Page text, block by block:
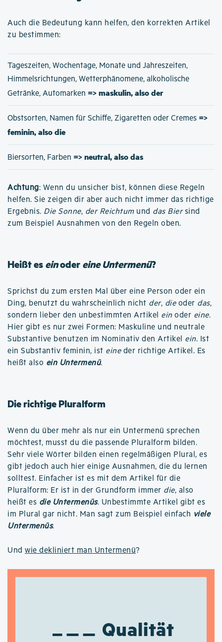
Auch die Bedeutung kann helfen, den korrekten Artikel
zu bestimmen:
Tageszeiten, Wochentage, Monate und Jahreszeiten,
Himmelsrichtungen, Wetterphänomene, alkoholische
Getränke, Automarken => maskulin, also der
Obstsorten, Namen für Schiffe, Zigaretten oder Cremes =>
feminin, also die
Biersorten, Farben => neutral, also das
Achtung: Wenn du unsicher bist, können diese Regeln
helfen. Sie zeigen dir aber auch nicht immer das richtige
Ergebnis. Die Sonne, der Reichtumund das Biersind
zum Beispiel Ausnahmen von den Regeln oben.
Heißt eseinodereine Untermenü?
Sprichst du zum ersten Mal über eine Person oder ein
Ding, benutzt du wahrscheinlich nicht der, dieoder das,
sondern lieber den unbestimmten Artikel ein oder eine.
Hier gibt es nur zwei Formen: Maskuline und neutrale
Substantive benutzen im Nominativ den Artikel ein. Ist
ein Substantiv feminin, ist eineder richtige Artikel. Es
heißt also ein Untermenü.
Die richtige Pluralform
Wenn du über mehr als nur ein Untermenü sprechen
möchtest, musst du die passende Pluralform bilden.
Sehr viele Wörter bilden einen regelmäßigen Plural, es
gibt jedoch auch hier einige Ausnahmen, die du lernen
solltest. Einfacher ist es mit dem Artikel für die
Pluralform: Er ist in der Grundform immer die, also
heißt es die Untermenüs. Unbestimmte Artikel gibt es
im Plural gar nicht. Man sagt zum Beispiel einfach viele
Untermenüs.
Und wie dekliniert man Untermenü?
Qualität